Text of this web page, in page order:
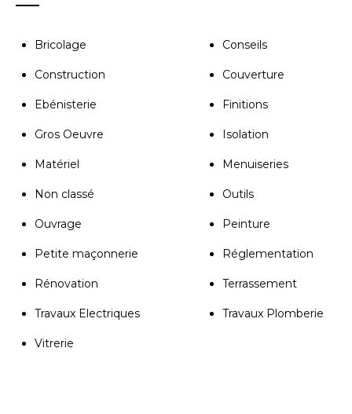
Bricolage Conseils
Construction Couverture
Ebénisterie Finitions
Gros Oeuvre Isolation
Matériel Menuiseries
Non classé Outils
Ouvrage Peinture
Petite maçonnerie Réglementation
Rénovation Terrassement
Travaux Electriques Travaux Plomberie
Vitrerie